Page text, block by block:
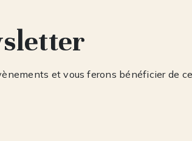
et vous ferons bénéficier de